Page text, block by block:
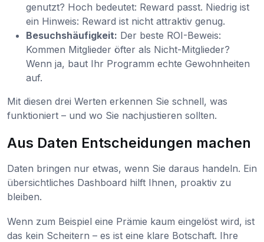
genutzt? Hoch bedeutet: Reward passt. Niedrig ist
ein Hinweis: Reward ist nicht attraktiv genug.
Besuchshäufigkeit: Der beste ROI-Beweis:
Kommen Mitglieder öfter als Nicht-Mitglieder?
Wenn ja, baut Ihr Programm echte Gewohnheiten
auf.
Mit diesen drei Werten erkennen Sie schnell, was
funktioniert – und wo Sie nachjustieren sollten.
Aus Daten Entscheidungen machen
Daten bringen nur etwas, wenn Sie daraus handeln. Ein
übersichtliches Dashboard hilft Ihnen, proaktiv zu
bleiben.
Wenn zum Beispiel eine Prämie kaum eingelöst wird, ist
das kein Scheitern – es ist eine klare Botschaft. Ihre